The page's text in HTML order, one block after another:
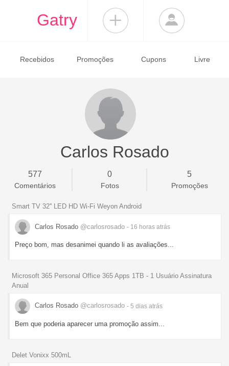
Gatry
Recebidos Promoções Cupons Livre
Carlos Rosado
577
Comentários
0
Fotos
5
Promoções
Smart TV 32'' LED HD Wi-Fi Weyon Android
Carlos Rosado @carlosrosado - 16 horas atrás
Preço bom, mas desanimei quando li as avaliações...
Microsoft 365 Personal Office 365 Apps 1TB - 1 Usuário Assinatura
Anual
Carlos Rosado @carlosrosado - 5 dias atrás
Bem que poderia aparecer uma promoção assim...
Delet Vonixx 500mL